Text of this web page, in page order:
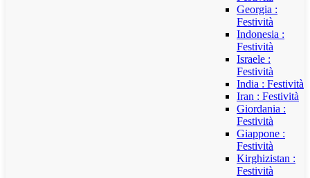
Georgia :
Festività
Indonesia :
Festività
Israele :
Festività
India : Festività
Iran : Festività
Giordania :
Festività
Giappone :
Festività
Kirghizistan :
Festività